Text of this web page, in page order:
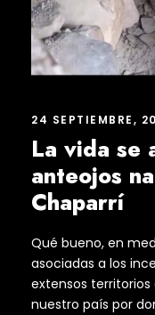
24 SEPTIEMBRE,
La vida se
anteojos
Chaparrí
Qué bueno, en
asociadas a los
extensos
nuestro país por